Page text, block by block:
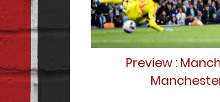
Preview :